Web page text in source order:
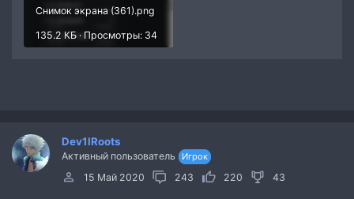
Снимок экрана (361).png
135.2 КБ · Просмотры: 34
Dev1lRoots
Активный пользователь Игрок
15 Май 2020 243 220 43